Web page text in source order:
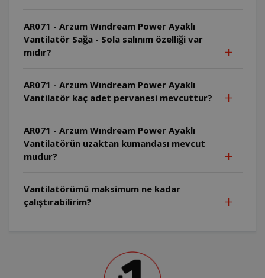
AR071 - Arzum Wındream Power Ayaklı
Vantilatör Sağa - Sola salınım özelliği var
mıdır?
AR071 - Arzum Wındream Power Ayaklı
Vantilatör kaç adet pervanesi mevcuttur?
AR071 - Arzum Wındream Power Ayaklı
Vantilatörün uzaktan kumandası mevcut
mudur?
Vantilatörümü maksimum ne kadar
çalıştırabilirim?